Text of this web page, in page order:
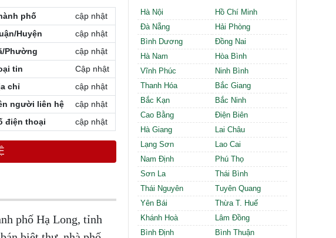
Cần thuê MBKD tại Phường Phương Liệt
Cần thuê MBKD tại Phường Khương Đình
Cần thuê MBKD tại Phường Yên Sở
Cần thuê MBKD tại Phường Hoàng Liệt
Cần thuê MBKD tại Phường Định Công
Cần thuê MBKD tại Phường Tương Mai
Cần thuê MBKD tại Phường Vĩnh Hưng
Cần thuê MBKD tại Phường Lĩnh Nam
Cần thuê MBKD tại Phường Hồng Hà
Cần thuê MBKD tại Phường Láng
Cần thuê MBKD tại Phường Văn Miếu
Cần thuê MBKD tại Phường Kim Liên
Cần thuê MBKD tại Phường Bạch Mai
Cần thuê MBKD tại Phường Vĩnh Tuy
phố
cập nhật
Huyện
cập nhật
Phường
cập nhật
tin
Cập nhật
chỉ
cập nhật
người liên hệ
cập nhật
điện thoại
cập nhật
phố Hạ Long, tỉnh
Hà Nội
Hồ Chí Minh
Đà Nẵng
Hải Phòng
Bình Dương
Đồng Nai
Hà Nam
Hòa Bình
Vĩnh Phúc
Ninh Bình
Thanh Hóa
Bắc Giang
Bắc Kạn
Bắc Ninh
Cao Bằng
Điện Biên
Hà Giang
Lai Châu
Lạng Sơn
Lao Cai
Nam Định
Phú Thọ
Sơn La
Thái Bình
Thái Nguyên
Tuyên Quang
Yên Bái
Thừa T. Huế
Khánh Hoà
Lâm Đồng
Bình Định
Bình Thuận